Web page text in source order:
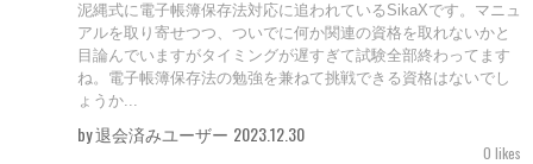
泥縄式に電子帳簿保存法対応に追われているSikaXです。マニュ
アルを取り寄せつつ、ついでに何か関連の資格を取れないかと
目論んでいますがタイミングが遅すぎて試験全部終わってます
ね。電子帳簿保存法の勉強を兼ねて挑戦できる資格はないでし
ょうか...
by 退会済みユーザー 2023.12.30
0 likes